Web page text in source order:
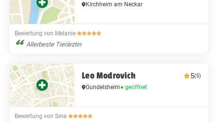
Kirchheim am Neckar
Bewertung von Melanie·
Allerbeste Tierärztin
Leo Modrovich 5(5)
Gundelsheim● geöffnet
Bewertung von Sina·